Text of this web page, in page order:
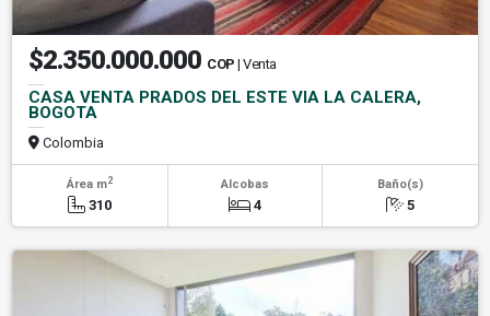
$2.350.000.000 COP | Venta
CASA VENTA PRADOS DEL ESTE VIA LA CALERA,
BOGOTA
Colombia
Área m2
310
Alcobas
4
Baño(s)
5